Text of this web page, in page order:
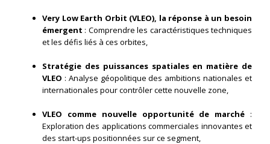
Very Low Earth Orbit (VLEO), la réponse à un besoin
émergent : Comprendre les caractéristiques techniques
et les défis liés à ces orbites,
Stratégie des puissances spatiales en matière de
VLEO : Analyse géopolitique des ambitions nationales et
internationales pour contrôler cette nouvelle zone,
VLEO comme nouvelle opportunité de marché :
Exploration des applications commerciales innovantes et
des start-ups positionnées sur ce segment,